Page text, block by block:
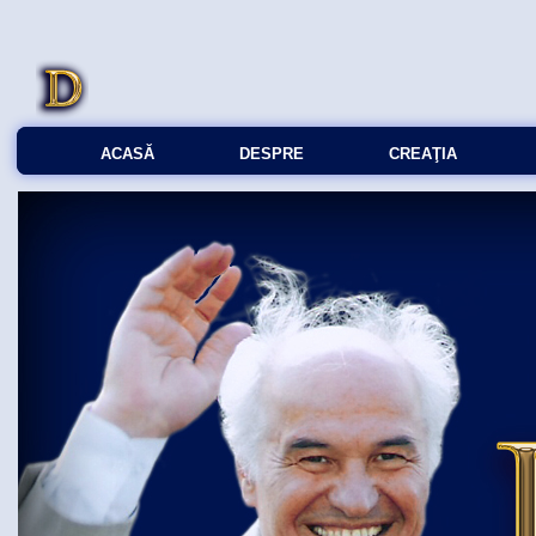
ACASĂ DESPRE CREAŢIA